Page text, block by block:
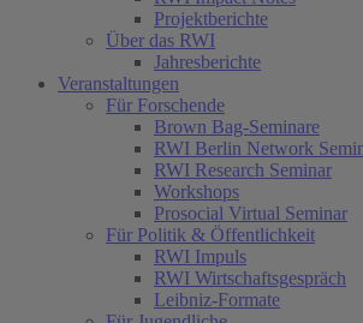
Projektberichte
Über das RWI
Jahresberichte
Veranstaltungen
Für Forschende
Brown Bag-Seminare
RWI Berlin Network
RWI Research Seminar
Workshops
Prosocial Virtual Seminar
Für Politik & Öffentlichkeit
RWI Impuls
RWI Wirtschaftsgespräch
Leibniz-Formate